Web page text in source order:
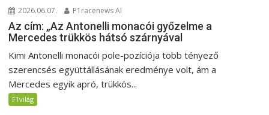
2026.06.07. P1racenews AI
Az cím: „Az Antonelli monacói győzelme a
Mercedes trükkös hátsó szárnyával
Kimi Antonelli monacói pole-pozíciója több tényező
szerencsés együttállásának eredménye volt, ám a
Mercedes egyik apró, trükkös...
F1világ